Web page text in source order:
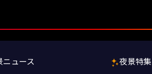
ニュース 夜景特集